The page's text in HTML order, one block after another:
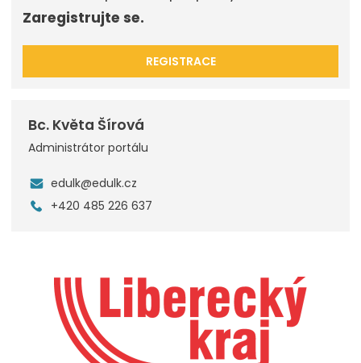
Zaregistrujte se.
REGISTRACE
Bc. Květa Šírová
Administrátor portálu
edulk@edulk.cz
+420 485 226 637